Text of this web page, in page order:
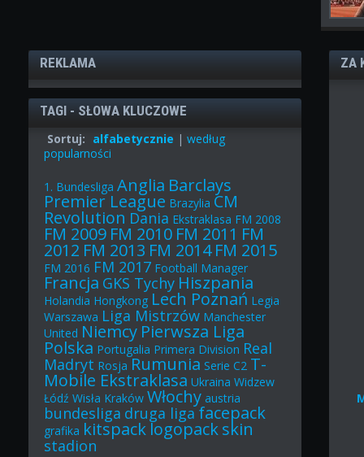
REKLAMA
TAGI - SŁOWA KLUCZOWE
Sortuj: alfabetycznie |według
popularności
1. Bundesliga Anglia Barclays
Premier League Brazylia CM
Revolution Dania Ekstraklasa FM 2008
FM 2009 FM 2010 FM 2011 FM
2012 FM 2013 FM 2014 FM 2015
FM 2016 FM 2017 Football Manager
Francja GKS Tychy Hiszpania
Holandia Hongkong Lech Poznań Legia
Warszawa Liga Mistrzów Manchester
United Niemcy Pierwsza Liga
Polska Portugalia Primera Division Real
Madryt Rosja Rumunia Serie C2 T-
Mobile Ekstraklasa Ukraina Widzew
Łódź Wisła Kraków Włochy austria
bundesliga druga ligafacepack
grafika kitspacklogopackskin
stadion
ZA